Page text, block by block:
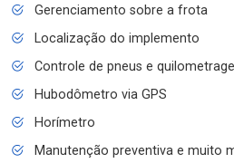
Gerenciamento sobre a frota
Localização do implemento
Controle de pneus e
Hubodômetro via GPS
Horímetro
Manutenção preventiva e muito